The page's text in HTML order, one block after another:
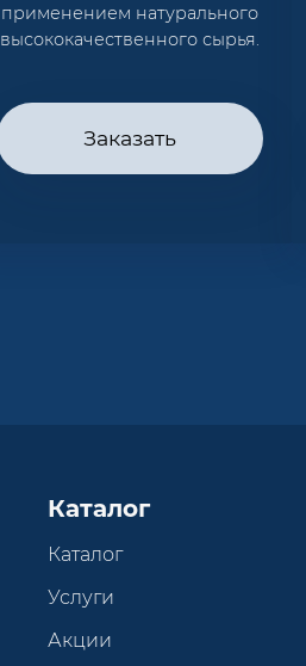
применением натурального
высококачественного сырья.
Заказать
Каталог
Каталог
Услуги
Акции